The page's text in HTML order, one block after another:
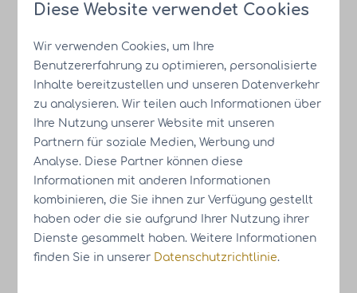
Ein sehr helles und stilvolles 4-Personen-
charakteristischen langen Dach und einer
offenen Küche sowie einem Wohnzimmer mit
einer Glasfront. Das Wohnzimmer und ein
Schlafzimmer grenzen an die Terrasse und
den Garten. Die Terrasse ist teilweise
überdacht, sodass Sie Ihren Cappuccino in
aller Ruhe draußen trinken und später auf
Ihrer eigenen Terrasse mit schöner Aussicht
kulinarische Köstlichkeiten genießen können.
Dieser Typ verfügt über zwei Schlafzimmer,
jedes mit eigenem Badezimmer mit
Diese Website verwendet Cookies
Wir verwenden Cookies, um Ihre
Benutzererfahrung zu optimieren, personalisierte
Inhalte bereitzustellen und unseren Datenverkehr
zu analysieren. Wir teilen auch Informationen über
Ihre Nutzung unserer Website mit unseren
Partnern für soziale Medien, Werbung und
Analyse. Diese Partner können diese
Informationen mit anderen Informationen
kombinieren, die Sie ihnen zur Verfügung gestellt
haben oder die sie aufgrund Ihrer Nutzung ihrer
Dienste gesammelt haben. Weitere Informationen
finden Sie in unserer Datenschutzrichtlinie.